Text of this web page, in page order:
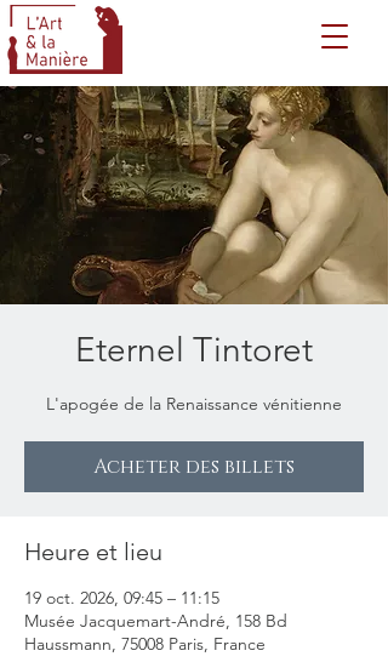
Eternel Tintoret
L'apogée de la Renaissance vénitienne
Acheter des billets
Heure et lieu
19 oct. 2026, 09:45 – 11:15
Musée Jacquemart-André, 158 Bd
Haussmann, 75008 Paris, France